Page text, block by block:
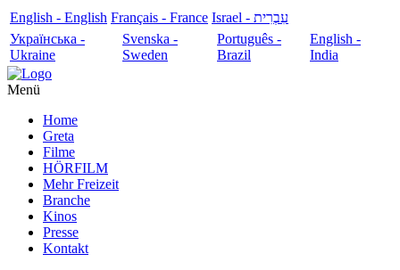
English - English Français - France
עִבְרִית - Israel
Українська -
Ukraine
Svenska -
Sweden
Português -
Brazil
English -
India
Menü
Home
Greta
Filme
HÖRFILM
Mehr Freizeit
Branche
Kinos
Presse
Kontakt